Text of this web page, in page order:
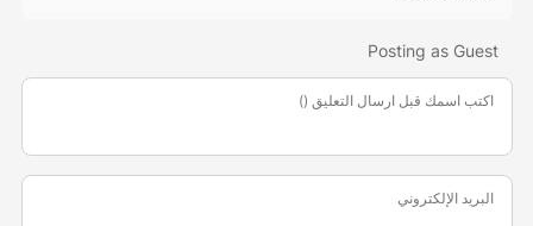
Posting as Guest
اكتب اسمك قبل ارسال التعليق ()
البريد الإلكتروني